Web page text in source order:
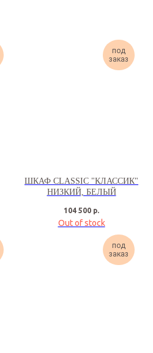
под
заказ
ШКАФ CLASSIC "КЛАССИК"
НИЗКИЙ, БЕЛЫЙ
104 500 р.
Out of stock
под
заказ